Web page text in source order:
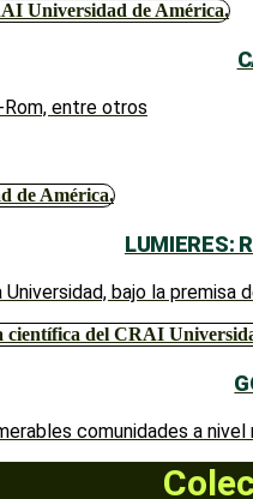
Rom, entre otros
LUMIERES:
bajo la premisa
comunidades a